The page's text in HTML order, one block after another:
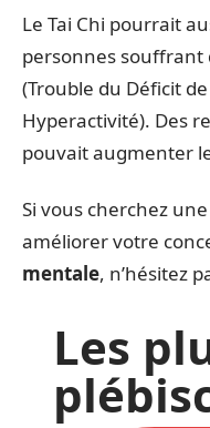
Le Tai Chi pourrait
personnes souffrant
(Trouble du Déficit
Hyperactivité). Des
pouvait augmenter
Si vous cherchez une
améliorer votre
mentale, n’hésitez
Les